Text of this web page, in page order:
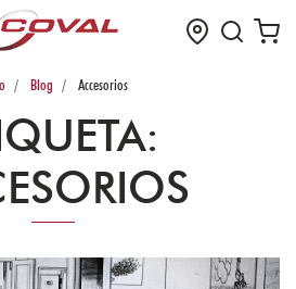
Blog Accesorios
: